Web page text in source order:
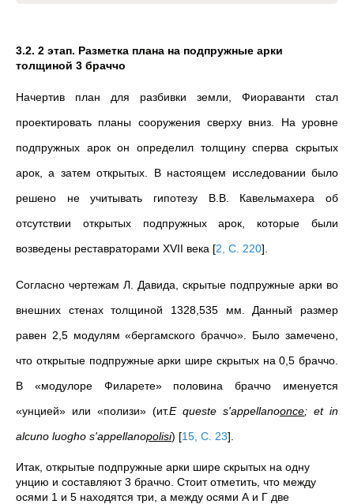
3.2. 2 этап. Разметка плана на подпружные арки
толщиной 3 браччо
Начертив план для разбивки земли, Фиораванти стал
проектировать планы сооружения сверху вниз. На уровне
подпружных арок он определил толщину сперва скрытых
арок, а затем открытых. В настоящем исследовании было
решено не учитывать гипотезу В.В. Кавельмахера об
отсутствии открытых подпружных арок, которые были
возведены реставраторами XVII века [2, С. 220]
Согласно чертежам Л. Давида, скрытые подпружные арки во
внешних стенах толщиной 1328,535 мм. Данный размер
равен 2,5 модулям «бергамского браччо». Было замечено,
что открытые подпружные арки шире скрытых на 0,5 браччо.
В «модулоре Филарете» половина браччо именуется
«унцией» или «полизи» (ит.E queste s'appellanoonce; et in
alcuno luogho s'appellanopolisi) [15, С. 23]
Итак, открытые подпружные арки шире скрытых на одну
унцию и составляют 3 браччо. Стоит отметить, что между
осями 1 и 5 находятся три, а между осями А и Г две